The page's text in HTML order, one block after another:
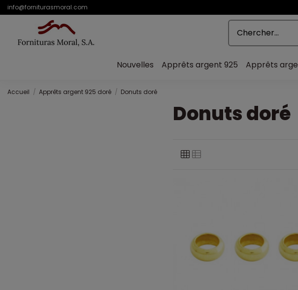
info@forniturasmoral.com
Nouvelles Apprêts argent 925 Apprêts
Accueil Apprêts argent 925 doré Donuts doré
Donuts doré